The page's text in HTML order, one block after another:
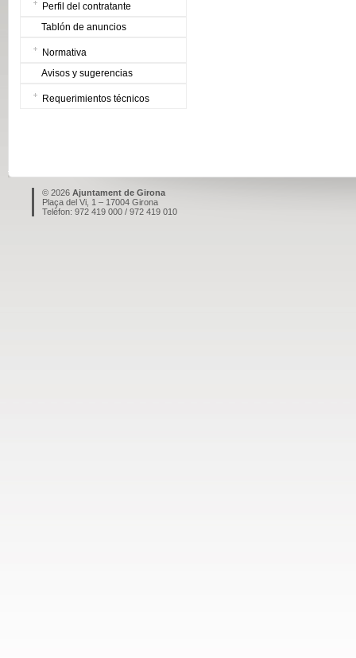
Perfil del contratante
Tablón de anuncios
Normativa
Avisos y sugerencias
Requerimientos técnicos
© 2026 Ajuntament de Girona
Plaça del Vi, 1 – 17004 Girona
Telèfon: 972 419 000 / 972 419 010